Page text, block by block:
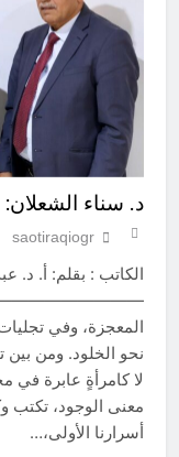
د. سناء
saotiraqiogr
الكاتب : بقلم: أ. د.
المعجزة، وفي
نحو الخلود. ومن بين
لا كامرأةٍ عابرة في
معنى الوجود، تكتب
أسرارنا الأولى،…